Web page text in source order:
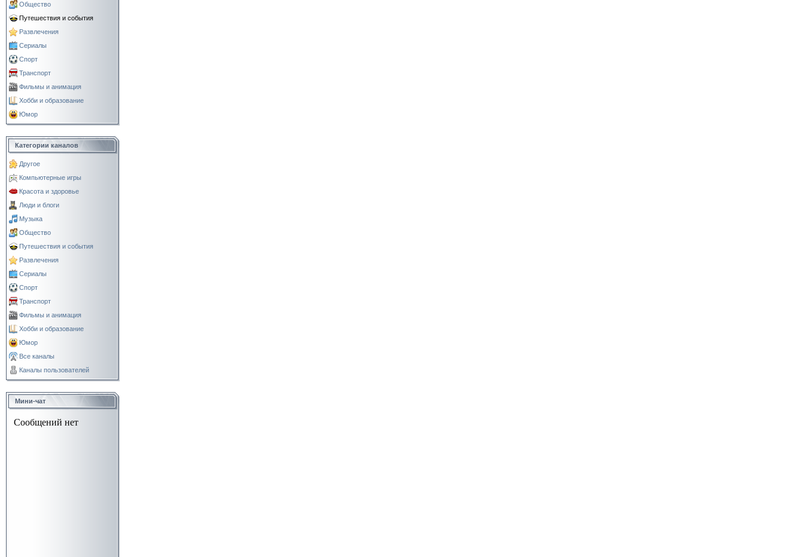
Общество
Путешествия и события
Развлечения
Сериалы
Спорт
Транспорт
Фильмы и анимация
Хобби и образование
Юмор
Категории каналов
Другое
Компьютерные игры
Красота и здоровье
Люди и блоги
Музыка
Общество
Путешествия и события
Развлечения
Сериалы
Спорт
Транспорт
Фильмы и анимация
Хобби и образование
Юмор
Все каналы
Каналы пользователей
Мини-чат